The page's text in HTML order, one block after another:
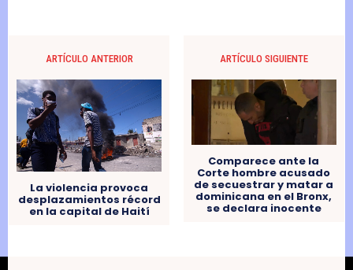
ARTÍCULO ANTERIOR
La violencia provoca
desplazamientos récord
en la capital de Haití
ARTÍCULO SIGUIENTE
Comparece ante la
Corte hombre acusado
de secuestrar y matar a
dominicana en el Bronx,
se declara inocente